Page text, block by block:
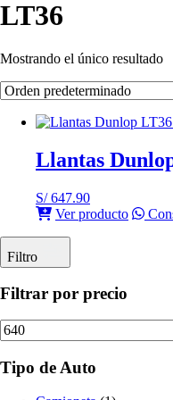
LT36
Mostrando el único resultado
Llantas
S/647.90
Ver producto
Filtro
Filtrar por precio
Precio
mínimo
Tipo de Auto